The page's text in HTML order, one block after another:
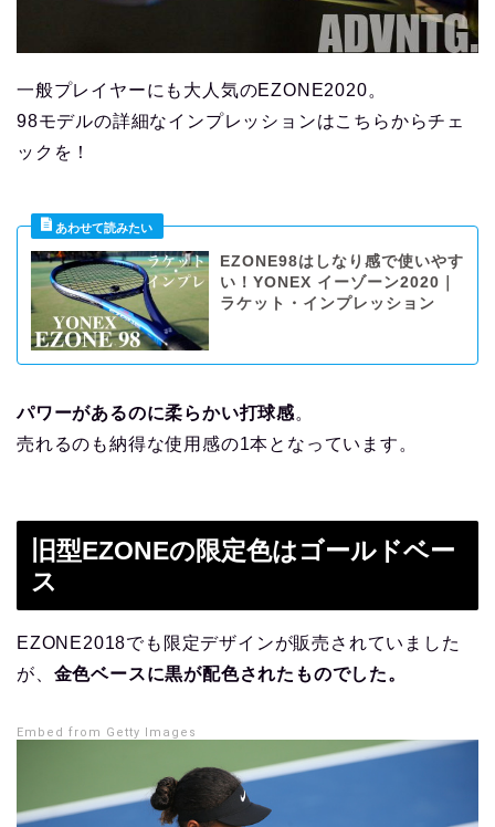
一般プレイヤーにも大人気のEZONE2020。
98モデルの詳細なインプレッションはこちらからチェ
ックを！
EZONE98はしなり感で使いやす
い！YONEX イーゾーン2020｜
ラケット・インプレッション
パワーがあるのに柔らかい打球感。
売れるのも納得な使用感の1本となっています。
旧型EZONEの限定色はゴールドベー
ス
EZONE2018でも限定デザインが販売されていました
が、 金色ベースに黒が配色されたものでした。
Embed from Getty Images